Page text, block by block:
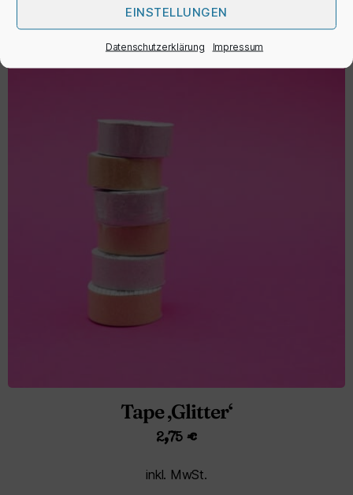
EINSTELLUNGEN
Datenschutzerklärung Impressum
Tape ‚Glitter‘
2,75 €
inkl. MwSt.